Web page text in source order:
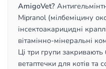
AmigoVet?
Mipranol (мілбеміцину
інсектоакарицидні
вітамінно-мінеральні
Ці три групи
ветаптечки для котів та